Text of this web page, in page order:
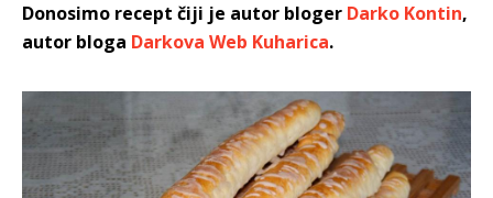
Donosimo recept čiji je autor bloger Darko Kontin,
autor bloga Darkova Web Kuharica.